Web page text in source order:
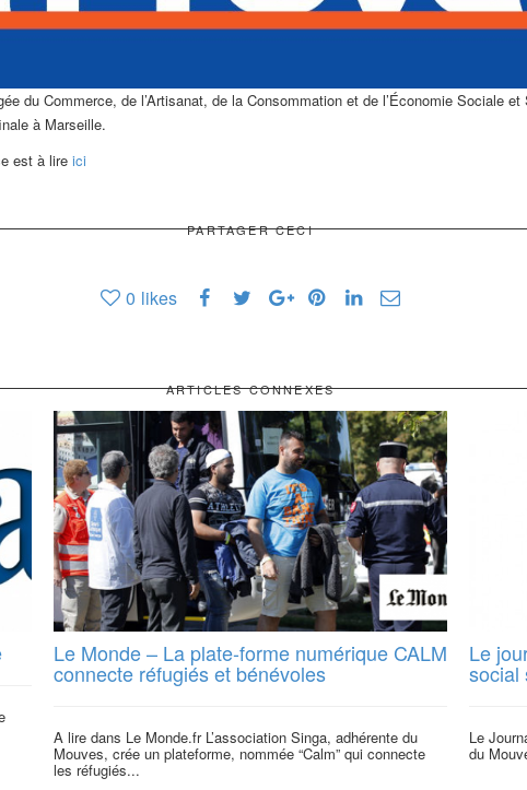
du Commerce, de l’Artisanat, de la Consommation et de l’Économie Sociale
à Marseille.
est à lire ici
PARTAGER CECI
0 likes
ARTICLES CONNEXES
Le Monde – La plate-forme numérique CALM
connecte réfugiés et bénévoles
A lire dans Le Monde.fr L’association Singa, adhérente du
Mouves, crée un plateforme, nommée “Calm” qui connecte
les réfugiés...
Le
social
Le
du